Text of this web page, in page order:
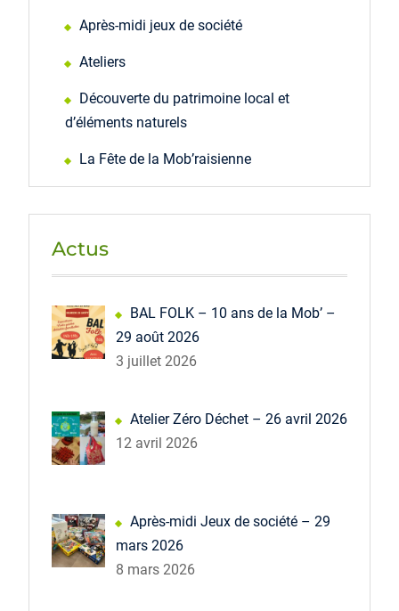
Après-midi jeux de société
Ateliers
Découverte du patrimoine local et
d’éléments naturels
La Fête de la Mob’raisienne
Actus
BAL FOLK – 10 ans de la Mob’ –
29 août 2026
3 juillet 2026
Atelier Zéro Déchet – 26 avril 2026
12 avril 2026
Après-midi Jeux de société – 29
mars 2026
8 mars 2026